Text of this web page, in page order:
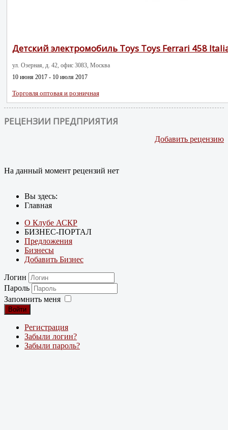
Детский электромобиль Toys Toys Ferrari 458
ул. Озерная, д. 42, офис 3083, Москва
10 июня 2017 - 10 июля 2017
Торговля оптовая и розничная
РЕЦЕНЗИИ ПРЕДПРИЯТИЯ
Добавить рецензию
На данный момент рецензий нет
Вы здесь:
Главная
О Клубе АСКР
БИЗНЕС-ПОРТАЛ
Предложения
Бизнесы
Добавить Бизнес
Логин
Пароль
Запомнить меня
Войти
Регистрация
Забыли логин?
Забыли пароль?